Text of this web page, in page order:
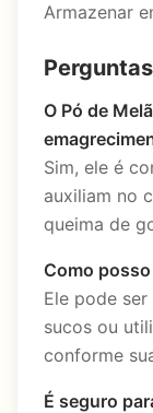
Armazenar
O Pó de
Sim, ele é
auxiliam no
queima de
Como
Ele pode
sucos ou
conforme
É seguro